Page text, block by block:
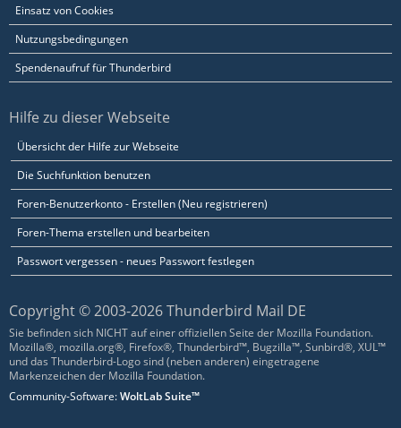
Einsatz von Cookies
Nutzungsbedingungen
Spendenaufruf für Thunderbird
Hilfe zu dieser Webseite
Übersicht der Hilfe zur Webseite
Die Suchfunktion benutzen
Foren-Benutzerkonto - Erstellen (Neu registrieren)
Foren-Thema erstellen und bearbeiten
Passwort vergessen - neues Passwort festlegen
Copyright © 2003-2026 Thunderbird Mail DE
Sie befinden sich NICHT auf einer offiziellen Seite der Mozilla Foundation.
Mozilla®, mozilla.org®, Firefox®, Thunderbird™, Bugzilla™, Sunbird®, XUL™
und das Thunderbird-Logo sind (neben anderen) eingetragene
Markenzeichen der Mozilla Foundation.
Community-Software:WoltLab Suite™